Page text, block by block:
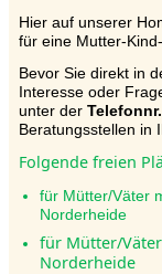
Hier auf unserer
für eine Mutter-
Bevor Sie direkt in
Interesse oder
unter der
Beratungsstellen in
Folgende freien
für Mütter/Väter
Norderheide
für Mütter/Väter
Norderheide